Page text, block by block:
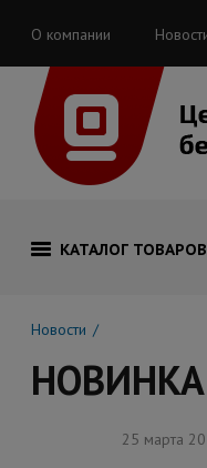
О компании
КАТАЛОГ ТОВАРОВ
Новости
НОВИНКА!
25 марта